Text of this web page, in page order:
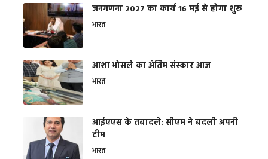
जनगणना 2027 का कार्य 16 मई से होगा शुरू
भारत
आशा भोसले का अंतिम संस्कार आज
भारत
आईएएस के तबादले: सीएम ने बदली अपनी
टीम
भारत